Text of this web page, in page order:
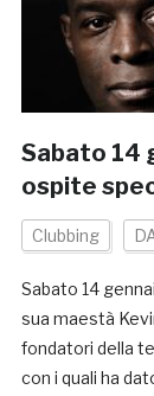
Sabato 14
ospite
Clubbing
Sabato 14
sua maestà
fondatori della
con i quali ha